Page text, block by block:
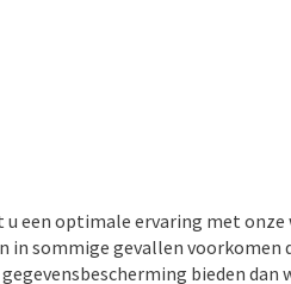
u een optimale ervaring met
in sommige gevallen voorkomen
gegevensbescherming bieden